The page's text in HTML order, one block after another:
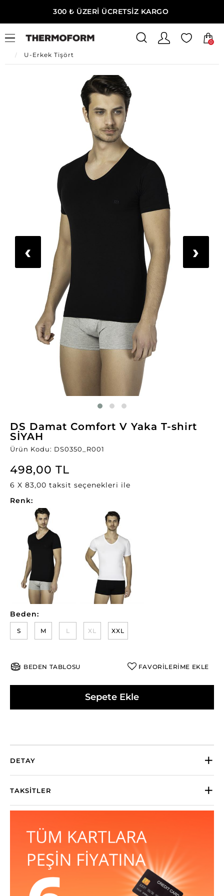
300 ₺ ÜZERİ ÜCRETSİZ KARGO
0
Ana Sayfa
Erkek Ev Giyim
U-Erkek Tişört
‹ ›
DS Damat Comfort V Yaka T-shirt
SİYAH
Ürün Kodu: DS0350_R001
498,00 TL
6 X 83,00 taksit seçenekleri ile
Renk:
Beden:
S M L XL XXL
BEDEN TABLOSU FAVORİLERİME EKLE
Sepete Ekle
DETAY
TAKSITLER